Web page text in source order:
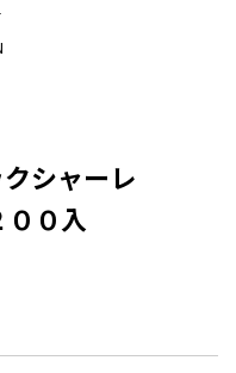
シャーレ
０入